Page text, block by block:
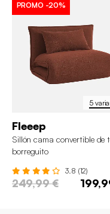
5
PROMO -20%
Fleeep
Sillón cama convertible de
borreguito
3.8 (12)
249,99 €